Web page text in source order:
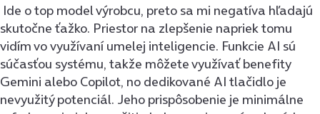
Ide o top model výrobcu, preto sa mi negatíva hľadajú
skutočne ťažko. Priestor na zlepšenie napriek tomu
vidím vo využívaní umelej inteligencie. Funkcie AI sú
súčasťou systému, takže môžete využívať benefity
Gemini alebo Copilot, no dedikované AI tlačidlo je
nevyužitý potenciál. Jeho prispôsobenie je minimálne